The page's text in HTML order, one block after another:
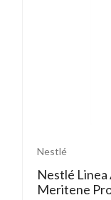
Nestlé
Nestlé Linea
Meritene